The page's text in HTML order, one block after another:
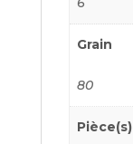
Grain
80
Pièce(s)